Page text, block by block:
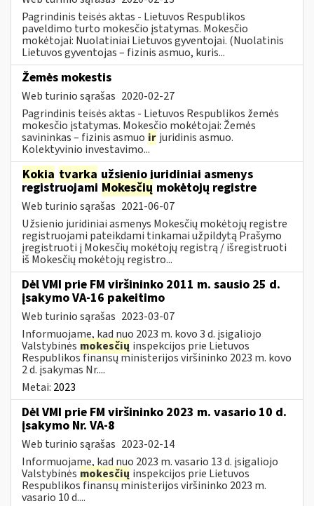
Pagrindinis teisės aktas - Lietuvos Respublikos
paveldimo turto mokesčio įstatymas. Mokesčio
mokėtojai: Nuolatiniai Lietuvos gyventojai. (Nuolatinis
Lietuvos gyventojas – fizinis asmuo, kuris...
Žemės mokestis
Web turinio sąrašas 2020-02-27
Pagrindinis teisės aktas - Lietuvos Respublikos žemės
mokesčio įstatymas. Mokesčio mokėtojai: Žemės
savininkas – fizinis asmuo ir juridinis asmuo.
Kolektyvinio investavimo...
Kokia tvarka užsienio juridiniai asmenys
registruojami Mokesčių mokėtojų registre
Web turinio sąrašas 2021-06-07
Užsienio juridiniai asmenys Mokesčių mokėtojų registre
registruojami pateikdami tinkamai užpildytą Prašymo
įregistruoti į Mokesčių mokėtojų registrą / išregistruoti
iš Mokesčių mokėtojų registro...
Dėl VMI prie FM viršininko 2011 m. sausio 25 d.
įsakymo VA-16 pakeitimo
Web turinio sąrašas 2023-03-07
Informuojame, kad nuo 2023 m. kovo 3 d. įsigaliojo
Valstybinės mokesčių inspekcijos prie Lietuvos
Respublikos finansų ministerijos viršininko 2023 m. kovo
2 d. įsakymas Nr....
Metai: 2023
Dėl VMI prie FM viršininko 2023 m. vasario 10 d.
įsakymo Nr. VA-8
Web turinio sąrašas 2023-02-14
Informuojame, kad nuo 2023 m. vasario 13 d. įsigaliojo
Valstybinės mokesčių inspekcijos prie Lietuvos
Respublikos finansų ministerijos viršininko 2023 m.
vasario 10 d....